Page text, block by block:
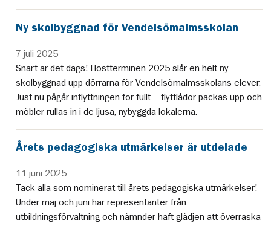
Ny skolbyggnad för Vendelsömalmsskolan
7 juli 2025
Snart är det dags! Höstterminen 2025 slår en helt ny
skolbyggnad upp dörrarna för Vendelsömalmsskolans elever.
Just nu pågår inflyttningen för fullt – flyttlådor packas upp och
möbler rullas in i de ljusa, nybyggda lokalerna.
Årets pedagogiska utmärkelser är utdelade
11 juni 2025
Tack alla som nominerat till årets pedagogiska utmärkelser!
Under maj och juni har representanter från
utbildningsförvaltning och nämnder haft glädjen att överraska